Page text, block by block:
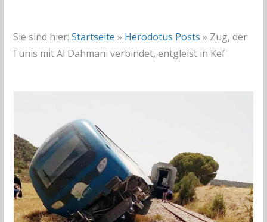
Sie sind hier: Startseite » Herodotus Posts » Zug, der
Tunis mit Al Dahmani verbindet, entgleist in Kef